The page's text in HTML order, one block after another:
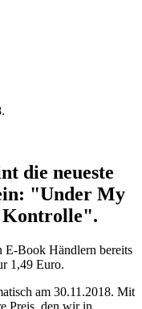
.
die neueste
"Under My
E-Book Händlern bereits
1,49 Euro.
am 30.11.2018. Mit